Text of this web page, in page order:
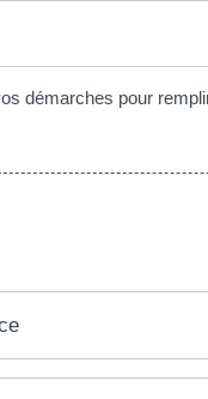
démarches pour